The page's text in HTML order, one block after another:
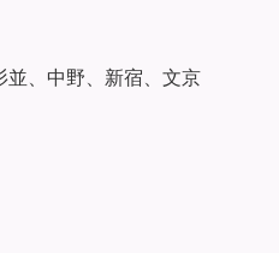
並、中野、新宿、文京